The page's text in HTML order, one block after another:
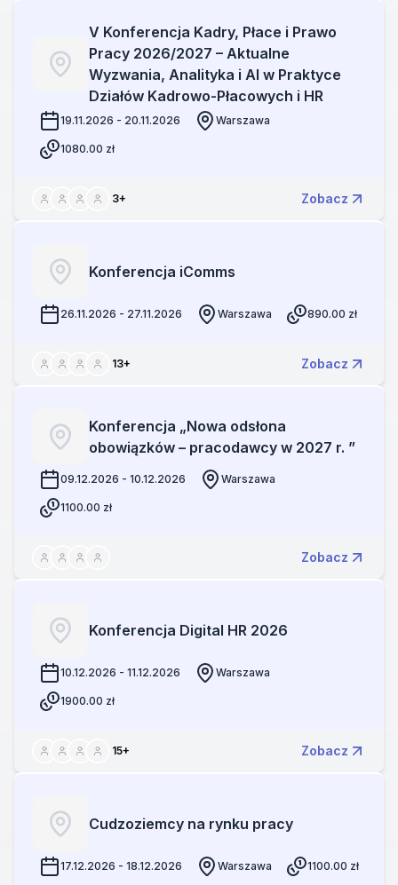
V Konferencja Kadry, Płace i Prawo
Pracy 2026/2027 – Aktualne
Wyzwania, Analityka i AI w Praktyce
Działów Kadrowo-Płacowych i HR
19.11.2026 - 20.11.2026 Warszawa
1080.00 zł
3+ Zobacz
Konferencja iComms
26.11.2026 - 27.11.2026 Warszawa 890.00 zł
13+ Zobacz
Konferencja „Nowa odsłona
obowiązków – pracodawcy w 2027 r. ”
09.12.2026 - 10.12.2026 Warszawa
1100.00 zł
Zobacz
Konferencja Digital HR 2026
10.12.2026 - 11.12.2026 Warszawa
1900.00 zł
15+ Zobacz
Cudzoziemcy na rynku pracy
17.12.2026 - 18.12.2026 Warszawa 1100.00 zł